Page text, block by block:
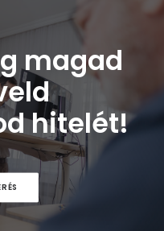
magad
hitelét!